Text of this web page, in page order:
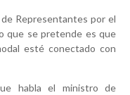
Representantes por el
que se pretende es que
esté conectado con
habla el ministro de